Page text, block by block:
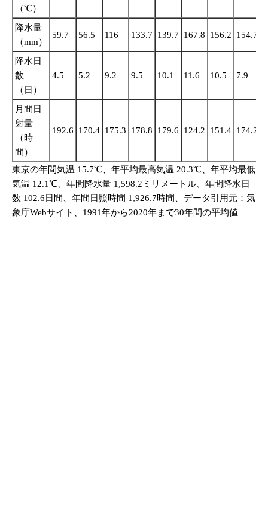
（℃）
降水量
（mm）
59.7 56.5 116 133.7 139.7 167.8 156.2 154.7
降水日
数
（日）
4.5 5.2 9.2 9.5 10.1 11.6 10.5 7.9
月間日
射量
（時
間）
192.6 170.4 175.3 178.8 179.6 124.2 151.4 174.2
東京の年間気温 15.7℃、年平均最高気温 20.3℃、年平均最低
気温 12.1℃、年間降水量 1,598.2ミリメートル、年間降水日
数 102.6日間、年間日照時間 1,926.7時間、データ引用元：気
象庁Webサイト、1991年から2020年まで30年間の平均値